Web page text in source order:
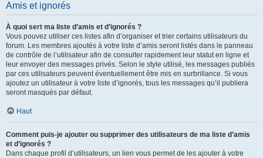
Amis et ignorés
À quoi sert ma liste d’amis et d’ignorés ?
Vous pouvez utiliser ces listes afin d’organiser et trier certains utilisateurs du
forum. Les membres ajoutés à votre liste d’amis seront listés dans le panneau
de contrôle de l’utilisateur afin de consulter rapidement leur statut en ligne et
leur envoyer des messages privés. Selon le style utilisé, les messages publiés
par ces utilisateurs peuvent éventuellement être mis en surbrillance. Si vous
ajoutez un utilisateur à votre liste d’ignorés, tous les messages qu’il publiera
seront masqués par défaut.
Haut
Comment puis-je ajouter ou supprimer des utilisateurs de ma liste d’amis
et d’ignorés ?
Dans chaque profil d’utilisateurs, un lien vous permet de les ajouter à votre